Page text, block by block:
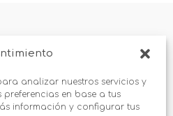
analizar nuestros servicios y
en base a tus
información y configurar tus